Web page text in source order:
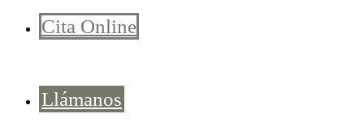
Cita Online
Llámanos